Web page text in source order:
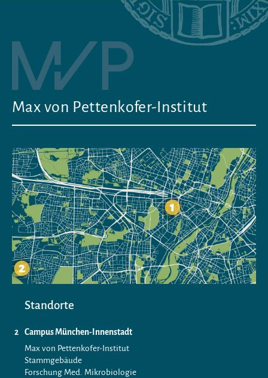
Max von Pettenkofer-Institut
Standorte
Campus München-Innenstadt
Max von Pettenkofer-Institut
Stammgebäude
Forschung Med. Mikrobiologie